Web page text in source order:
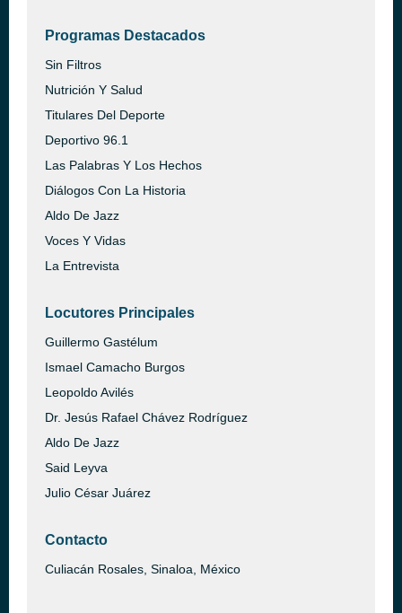
Programas Destacados
Sin Filtros
Nutrición Y Salud
Titulares Del Deporte
Deportivo 96.1
Las Palabras Y Los Hechos
Diálogos Con La Historia
Aldo De Jazz
Voces Y Vidas
La Entrevista
Locutores Principales
Guillermo Gastélum
Ismael Camacho Burgos
Leopoldo Avilés
Dr. Jesús Rafael Chávez Rodríguez
Aldo De Jazz
Said Leyva
Julio César Juárez
Contacto
Culiacán Rosales, Sinaloa, México